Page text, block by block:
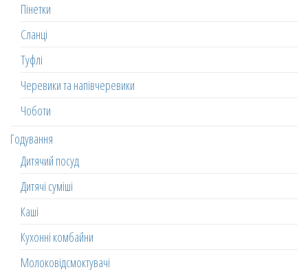
Пінетки
Сланці
Туфлі
Черевики та напівчеревики
Чоботи
Годування
Дитячий посуд
Дитячі суміші
Каші
Кухонні комбайни
Молоковідсмоктувачі